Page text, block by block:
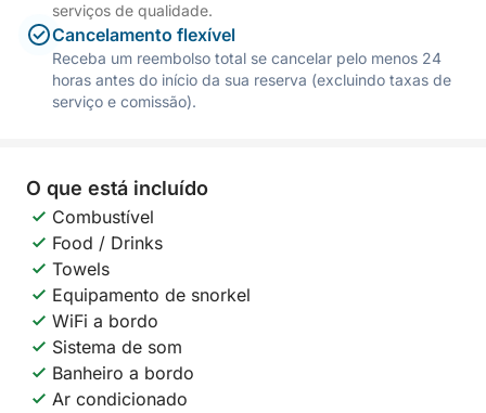
serviços de qualidade.
Cancelamento flexível
Receba um reembolso total se cancelar pelo menos 24
horas antes do início da sua reserva (excluindo taxas de
serviço e comissão).
O que está incluído
Combustível
Food / Drinks
Towels
Equipamento de snorkel
WiFi a bordo
Sistema de som
Banheiro a bordo
Ar condicionado